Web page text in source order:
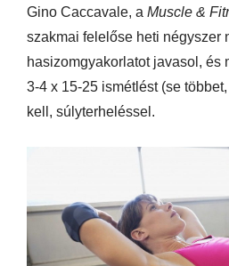
Gino Caccavale, a Muscle &
szakmai felelőse heti négyszer
hasizomgyakorlatot javasol, és
3-4 x 15-25 ismétlést (se
kell, súlyterheléssel.